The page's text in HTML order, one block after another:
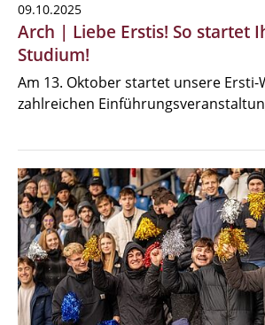
09.10.2025
Arch | Liebe Erstis! So startet
Studium!
Am 13. Oktober startet unsere Ersti-
zahlreichen